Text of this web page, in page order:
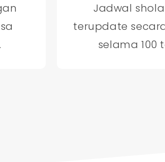
Jadwal
terupdate
selama 100